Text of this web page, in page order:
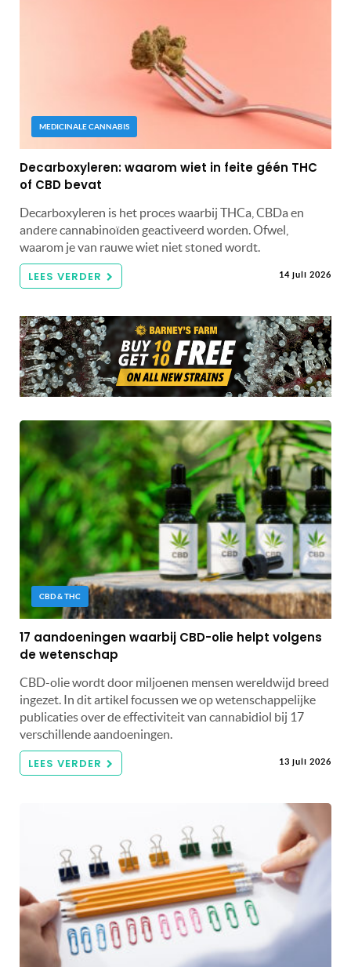
MEDICINALE CANNABIS
Decarboxyleren: waarom wiet in feite géén THC
of CBD bevat
Decarboxyleren is het proces waarbij THCa, CBDa en
andere cannabinoïden geactiveerd worden. Ofwel,
waarom je van rauwe wiet niet stoned wordt.
LEES VERDER 14 juli 2026
CBD & THC
17 aandoeningen waarbij CBD-olie helpt volgens
de wetenschap
CBD-olie wordt door miljoenen mensen wereldwijd breed
ingezet. In dit artikel focussen we op wetenschappelijke
publicaties over de effectiviteit van cannabidiol bij 17
verschillende aandoeningen.
LEES VERDER 13 juli 2026